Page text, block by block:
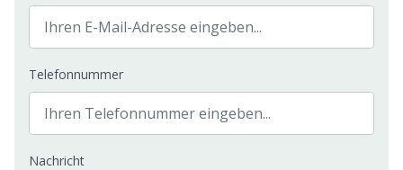
Telefonnummer
Nachricht